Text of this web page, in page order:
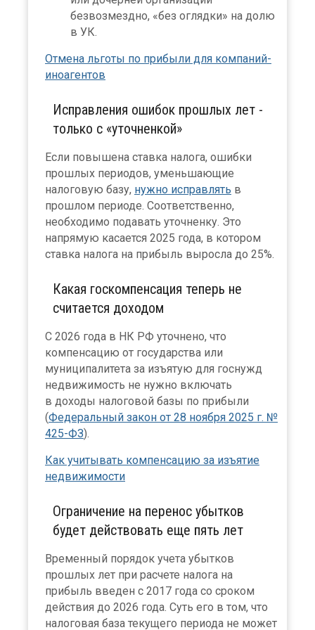
безвозмездно, «без оглядки» на долю
в УК.
Отмена льготы по прибыли для компаний-
иноагентов
Исправления ошибок прошлых лет -
только с «уточненкой»
Если повышена ставка налога, ошибки
прошлых периодов, уменьшающие
налоговую базу, нужно исправлять в
прошлом периоде. Соответственно,
необходимо подавать уточненку. Это
напрямую касается 2025 года, в котором
ставка налога на прибыль выросла до 25%.
Какая госкомпенсация теперь не
считается доходом
С 2026 года в НК РФ уточнено, что
компенсацию от государства или
муниципалитета за изъятую для госнужд
недвижимость не нужно включать
в доходы налоговой базы по прибыли
(Федеральный закон от 28 ноября 2025 г. №
425-ФЗ).
Как учитывать компенсацию за изъятие
недвижимости
Ограничение на перенос убытков
будет действовать еще пять лет
Временный порядок учета убытков
прошлых лет при расчете налога на
прибыль введен с 2017 года со сроком
действия до 2026 года. Суть его в том, что
налоговая база текущего периода не может